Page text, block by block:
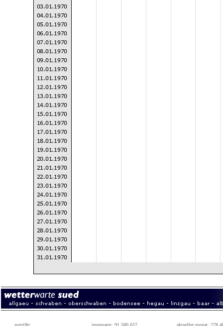
zugriffe: insgesamt: 91.580.657 aktueller monat: